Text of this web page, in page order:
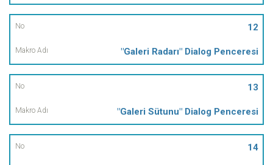
12
"Galeri Radarı" Dialog Penceresi
13
"Galeri Sütunu" Dialog Penceresi
14